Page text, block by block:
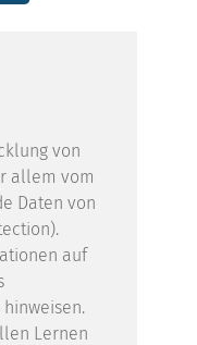
von
allem vom
Daten von
auf
Lernen